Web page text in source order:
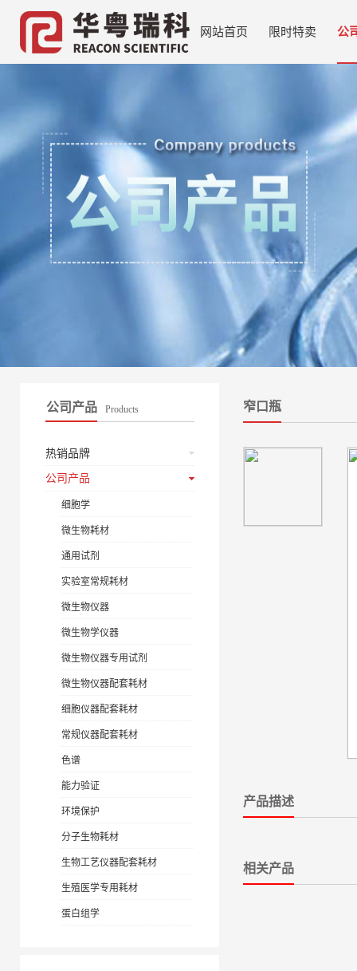
网站首页 限时特卖 公
公司产品 Products
热销品牌
公司产品
细胞学
微生物耗材
通用试剂
实验室常规耗材
微生物仪器
微生物学仪器
微生物仪器专用试剂
微生物仪器配套耗材
细胞仪器配套耗材
常规仪器配套耗材
色谱
能力验证
环境保护
分子生物耗材
生物工艺仪器配套耗材
生殖医学专用耗材
蛋白组学
窄口瓶
产品描述
相关产品